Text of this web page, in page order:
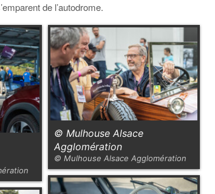
de l’autodrome.
© Mulhouse Alsace
Agglomération
© Mulhouse Alsace Agglomération